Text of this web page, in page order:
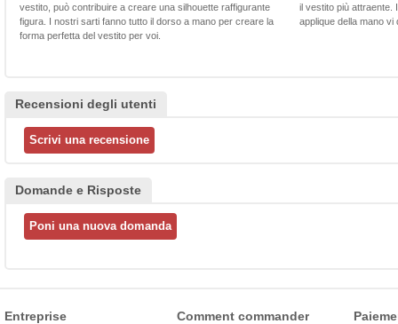
vestito, può contribuire a creare una silhouette raffigurante
figura. I nostri sarti fanno tutto il dorso a mano per creare la
forma perfetta del vestito per voi.
il vestito più attraente.
applique della mano
Recensioni degli utenti
Domande e Risposte
Entreprise Comment commander